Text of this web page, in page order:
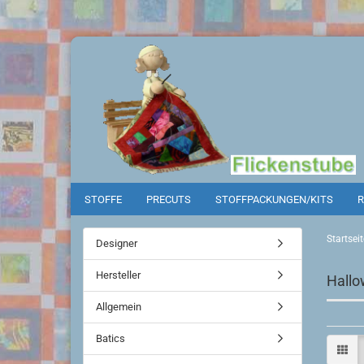
STOFFE PRECUTS STOFFPACKUNGEN/KITS
Designer
Hersteller
Allgemein
Batics